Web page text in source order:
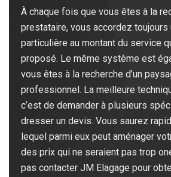
À chaque fois que vous êtes à la
prestataire, vous accordez toujours
particulière au montant du service
proposé. Le même système est
vous êtes à la recherche d’un
professionnel. La meilleure
c’est de demander à plusieurs
dresser un devis. Vous saurez
lequel parmi eux peut aménager
des prix qui ne seraient pas trop
pas contacter JM Elagage pour